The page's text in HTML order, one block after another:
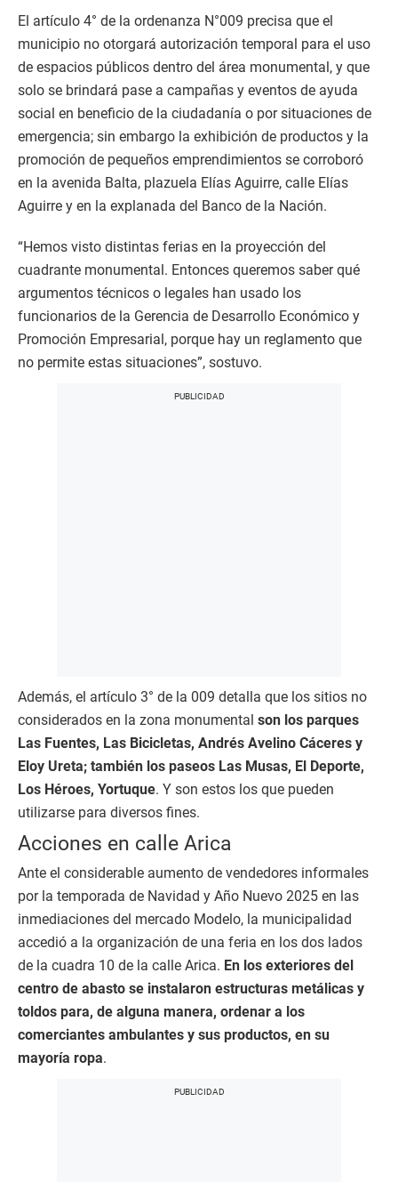
El artículo 4° de la ordenanza N°009 precisa que el
municipio no otorgará autorización temporal para el uso
de espacios públicos dentro del área monumental, y que
solo se brindará pase a campañas y eventos de ayuda
social en beneficio de la ciudadanía o por situaciones de
emergencia; sin embargo la exhibición de productos y la
promoción de pequeños emprendimientos se corroboró
en la avenida Balta, plazuela Elías Aguirre, calle Elías
Aguirre y en la explanada del Banco de la Nación.
“Hemos visto distintas ferias en la proyección del
cuadrante monumental. Entonces queremos saber qué
argumentos técnicos o legales han usado los
funcionarios de la Gerencia de Desarrollo Económico y
Promoción Empresarial, porque hay un reglamento que
no permite estas situaciones”, sostuvo.
Además, el artículo 3° de la 009 detalla que los sitios no
considerados en la zona monumental son los parques
Las Fuentes, Las Bicicletas, Andrés Avelino Cáceres y
Eloy Ureta; también los paseos Las Musas, El Deporte,
Los Héroes, Yortuque. Y son estos los que pueden
utilizarse para diversos fines.
Acciones en calle Arica
Ante el considerable aumento de vendedores informales
por la temporada de Navidad y Año Nuevo 2025 en las
inmediaciones del mercado Modelo, la municipalidad
accedió a la organización de una feria en los dos lados
de la cuadra 10 de la calle Arica. En los exteriores del
centro de abasto se instalaron estructuras metálicas y
toldos para, de alguna manera, ordenar a los
comerciantes ambulantes y sus productos, en su
mayoría ropa.